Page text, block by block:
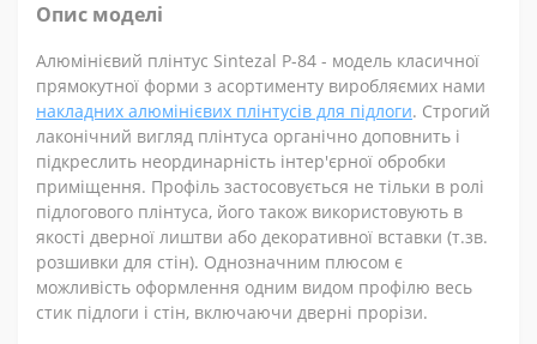
Опис моделі
Алюмінієвий плінтус Sintezal P-84 - модель класичної
прямокутної форми з асортименту виробляємих нами
накладних алюмінієвих плінтусів для підлоги. Строгий
лаконічний вигляд плінтуса органічно доповнить і
підкреслить неординарність інтер'єрної обробки
приміщення. Профіль застосовується не тільки в ролі
підлогового плінтуса, його також використовують в
якості дверної лиштви або декоративної вставки (т.зв.
розшивки для стін). Однозначним плюсом є
можливість оформлення одним видом профілю весь
стик підлоги і стін, включаючи дверні прорізи.